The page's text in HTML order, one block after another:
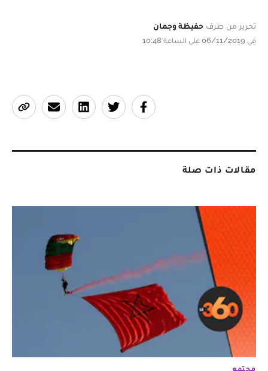
تحرير من طرف حفيظة وجمان
في 06/11/2019 على الساعة 10:48
مقالات ذات صلة
مجتمع